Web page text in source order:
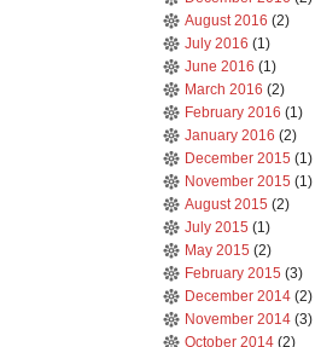
August 2016 (2)
July 2016 (1)
June 2016 (1)
March 2016 (2)
February 2016 (1)
January 2016 (2)
December 2015 (1)
November 2015 (1)
August 2015 (2)
July 2015 (1)
May 2015 (2)
February 2015 (3)
December 2014 (2)
November 2014 (3)
October 2014 (2)